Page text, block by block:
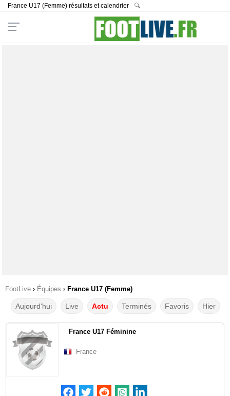
France U17 (Femme) résultats et calendrier 🔍
FootLive › Équipes › France U17 (Femme)
Aujourd'hui Live Actu Terminés Favoris Hier
France U17 Féminine
France